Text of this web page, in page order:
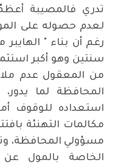
تدري فالمصيبة
لعدم حصوله على
رغم أن بناء "
سنتين وهو أكبر
من المعقول عدم
المحافظة لما
استعداده للوقوف
مكالمات التهنئة
مسؤولي المحافظة،
الخاصة بالمول